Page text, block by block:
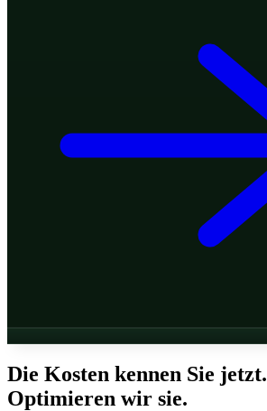
Die Kosten kennen Sie jetzt.
Optimieren wir sie.